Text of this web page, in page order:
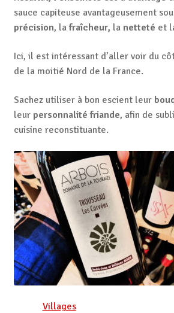
sauce capiteuse avantageusement
précision, lafraîcheur, lanetteté et
Ici, il est intéressant d’aller voir du
de la moitié Nord de la France.
Sachez utiliser à bon escient leur
leur personnalité friande, afin de
cuisine reconstituante.
Villages